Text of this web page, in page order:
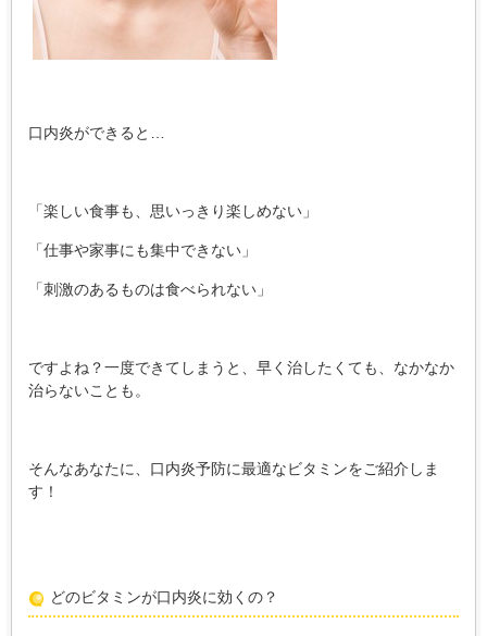
口内炎ができると…
「楽しい食事も、思いっきり楽しめない」
「仕事や家事にも集中できない」
「刺激のあるものは食べられない」
ですよね？一度できてしまうと、早く治したくても、なかなか
治らないことも。
そんなあなたに、口内炎予防に最適なビタミンをご紹介しま
す！
どのビタミンが口内炎に効くの？